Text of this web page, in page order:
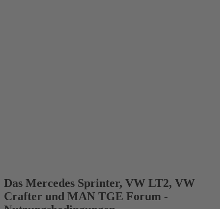
Das Mercedes Sprinter, VW LT2, VW
Crafter und MAN TGE Forum -